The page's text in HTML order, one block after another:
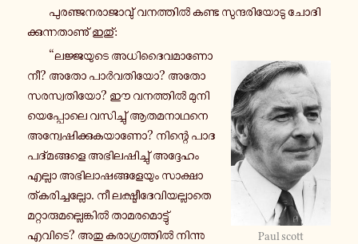
പു­ര­ഞ്ജ­ന­രാ­ജാ­വു് വ­ന­ത്തിൽ കണ്ട സു­ന്ദ­രി­യോ­ടു ചോ­ദി­
ക്കു­ന്ന­താ­ണു് ഇതു്:
Paul scott
“ല­ജ്ജ­യു­ടെ അ­ധി­ദൈ­വ­മാ­ണോ
നീ? അതോ പാർ­വ­തി­യോ? അതോ
സ­ര­സ്വ­തി­യോ? ഈ വ­ന­ത്തിൽ മു­നി­
യെ­പ്പോ­ലെ വ­സി­ച്ചു് ആ­ത­മ­നാ­ഥ­നെ
അ­ന്വേ­ഷി­ക്കു­ക­യാ­ണോ? നി­ന്റെ പാ­ദ­
പ­ദ്മ­ങ്ങ­ളെ അ­ഭി­ല­ഷി­ച്ചു് അ­ദ്ദേ­ഹം
എല്ലാ അ­ഭി­ലാ­ഷ­ങ്ങ­ളേ­യും സാ­ക്ഷാ­
ത്ക­രി­ച്ച­ല്ലോ. നീ ല­ക്ഷ്മീ­ദേ­വി­യ­ല്ലാ­തെ
മ­റ്റാ­രു­മ­ല്ലെ­ങ്കിൽ താ­മ­ര­മൊ­ട്ടു്
എവിടെ? അതു ക­രാ­ഗ്ര­ത്തിൽ നി­ന്നു